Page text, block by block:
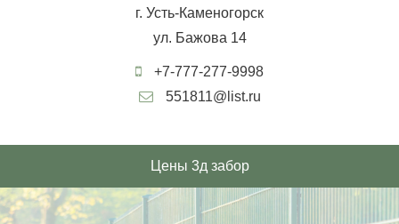
г. Усть-Каменогорск
ул. Бажова 14
+7-777-277-9998
551811@list.ru
Цены 3д забор